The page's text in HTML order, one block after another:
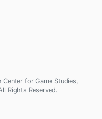
for Game Studies,
Rights Reserved.